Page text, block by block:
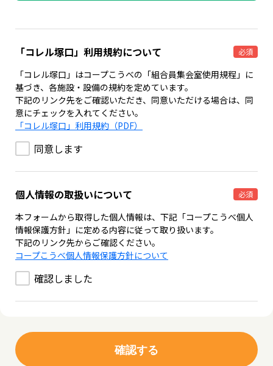
「コレル塚口」利用規約について 必須
「コレル塚口」はコープこうべの「組合員集会室使用規程」に
基づき、各施設・設備の規約を定めています。
下記のリンク先をご確認いただき、同意いただける場合は、同
意にチェックを入れてください。
「コレル塚口」利用規約（PDF）
同意します
個人情報の取扱いについて 必須
本フォームから取得した個人情報は、下記「コープこうべ個人
情報保護方針」に定める内容に従って取り扱います。
下記のリンク先からご確認ください。
コープこうべ個人情報保護方針について
確認しました